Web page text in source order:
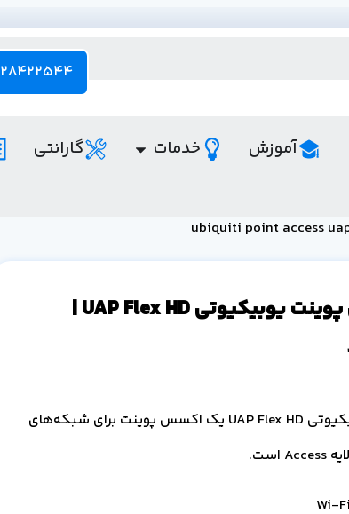
28422544 - 021
آموزش خدمات گارانتی
قیمت اکسس پوینت یوبیکیوتی UAP Flex HD |
اکسس پوینت یوبیکیوتی UAP Flex HD یک اکسس پوینت برای شبکه‌های